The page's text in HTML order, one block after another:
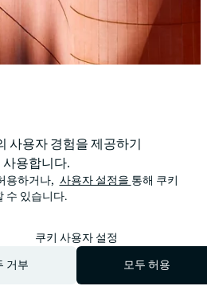
하기
사용자 경험을 제공하기
용합니다.
용하거나, 사용자 설정을통해 쿠키
수 있습니다.
쿠키 사용자 설정
거부
모두 허용